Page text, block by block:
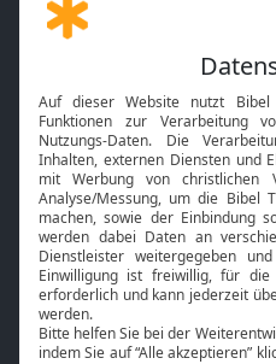
Gott und Bibel erklärt
Neuigkeiten
Bibel TV
Über uns